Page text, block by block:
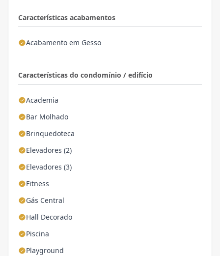
Características acabamentos
Acabamento em Gesso
Características do condomínio / edifício
Academia
Bar Molhado
Brinquedoteca
Elevadores (2)
Elevadores (3)
Fitness
Gás Central
Hall Decorado
Piscina
Playground